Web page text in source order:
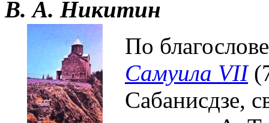
В. А. Никитин
По
Самуила VII
Сабанисдзе,